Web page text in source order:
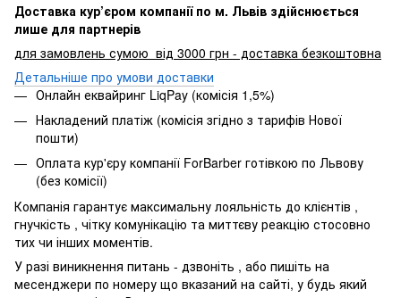
Доставка кур’єром компанії по м. Львів здійснюється
лише для партнерів
для замовлень сумою від 3000 грн - доставка безкоштовна
Детальніше про умови доставки
Онлайн еквайринг LiqPay (комісія 1,5%)
Накладений платіж (комісія згідно з тарифів Нової
пошти)
Оплата кур'єру компанії ForBarber готівкою по Львову
(без комісії)
Компанія гарантує максимальну лояльність до клієнтів ,
гнучкість , чітку комунікацію та миттєву реакцію стосовно
тих чи інших моментів.
У разі виникнення питань - дзвоніть , або пишіть на
месенджери по номеру що вказаний на сайті, у будь який